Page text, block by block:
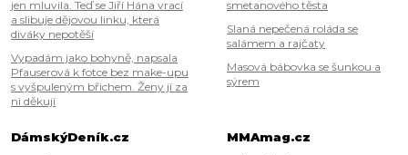
jen mluvila. Teď se Jiří Hána vrací
a slibuje dějovou linku, která
diváky nepotěší
Vypadám jako bohyně, napsala
Pfauserová k fotce bez make-upu
s vyšpuleným břichem. Ženy jí za
ni děkují
smetanového těsta
Slaná nepečená roláda se
salámem a rajčaty
Masová bábovka se šunkou a
sýrem
DámskýDeník.cz
MMAmag.cz